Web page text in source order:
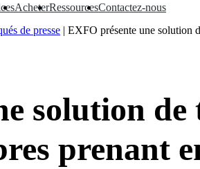
Acheter
▼ Ressources
▼ Contactez-nous
▼
de presse | EXFO présente une solution
solution de
prenant